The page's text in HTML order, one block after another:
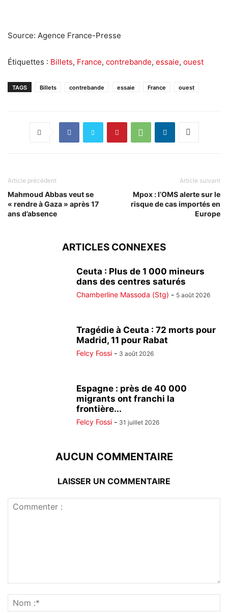
Source: Agence France-Presse
Étiquettes : Billets, France, contrebande, essaie, ouest
TAGS Billets contrebande essaie France ouest
Article précédent
Mahmoud Abbas veut se
« rendre à Gaza » après 17
ans d’absence
Article suivant
Mpox : l’OMS alerte sur le
risque de cas importés en
Europe
ARTICLES CONNEXES
Ceuta : Plus de 1 000 mineurs
dans des centres saturés
Chamberline Massoda (Stg) - 5 août 2026
Tragédie à Ceuta : 72 morts pour
Madrid, 11 pour Rabat
Felcy Fossi - 3 août 2026
Espagne : près de 40 000
migrants ont franchi la
frontière...
Felcy Fossi - 31 juillet 2026
AUCUN COMMENTAIRE
LAISSER UN COMMENTAIRE